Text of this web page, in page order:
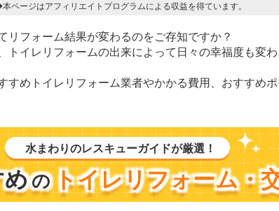
ページはアフィリエイトプログラムによる収益を得ています。
リフォーム結果が変わるのをご存知ですか？
トイレリフォームの出来によって日々の幸福度も変わ
すめトイレリフォーム業者やかかる費用、おすすめ
水まわりのレスキューガイドが厳選！
めのトイレリフォーム・